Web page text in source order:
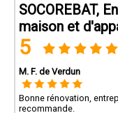
SOCOREBAT,
maison et
5
M. F. de Verdun
Bonne rénovation,
recommande.